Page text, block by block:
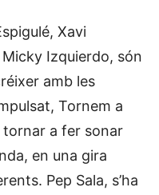
Xavi
Micky Izquierdo, són
amb les
Tornem a
tornar a fer sonar
en una gira
Pep Sala, s’ha